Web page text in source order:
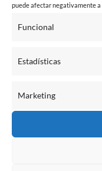
puede afectar negativamente
Funcional
Estadísticas
Marketing
el mundo,
mi lente y a sus
Mi legado
admiradas y
decía entonces
al estilo de
para mí era más